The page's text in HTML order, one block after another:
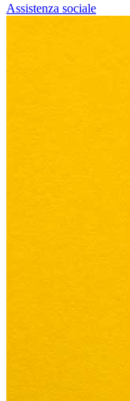
Assistenza sociale